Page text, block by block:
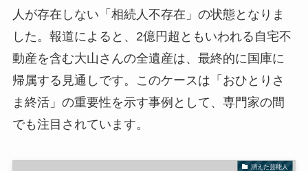
人が存在しない「相続人不存在」の状態となりま
した。報道によると、2億円超ともいわれる自宅不
動産を含む大山さんの全遺産は、最終的に国庫に
帰属する見通しです。このケースは「おひとりさ
ま終活」の重要性を示す事例として、専門家の間
でも注目されています。
消えた芸能人